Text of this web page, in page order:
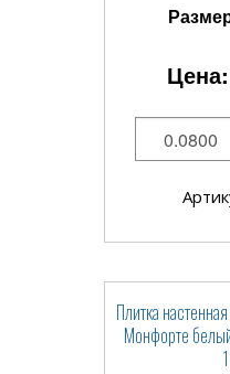
Цена:
Плитка
Монфорте